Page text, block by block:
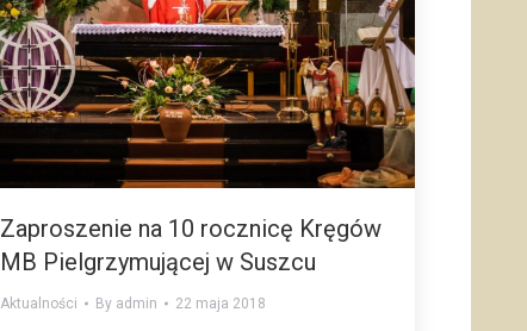
Zaproszenie na 10 rocznicę Kręgów
MB Pielgrzymującej w Suszcu
Aktualności By admin 22 maja 2018